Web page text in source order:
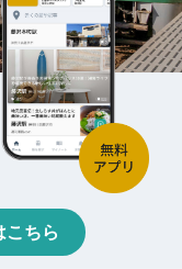
こちら